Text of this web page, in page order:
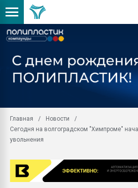
Главная
Новости
Сегодня на волгоградском "Химпроме"
увольнения